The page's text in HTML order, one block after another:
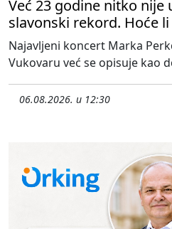
Već 23 godine nitko nije
slavonski rekord. Hoće
Najavljeni koncert Marka
Vukovaru već se opisuje kao
06.08.2026. u 12:30